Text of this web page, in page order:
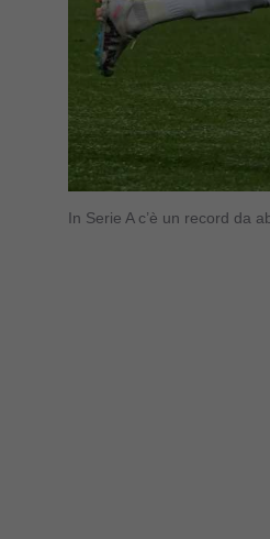
In Serie A c’è un record da